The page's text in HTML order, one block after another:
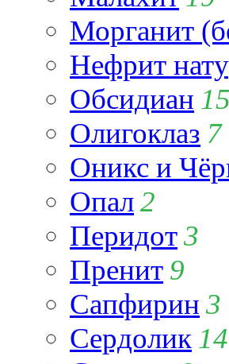
Морганит
Нефрит
Обсидиан 15
Олигоклаз 7
Оникс и
Опал2
Перидот3
Пренит 9
Сапфирин 3
Сердолик 14